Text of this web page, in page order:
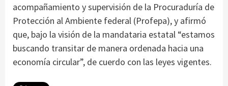
acompañamiento y supervisión de la Procuraduría de
Protección al Ambiente federal (Profepa), y afirmó
que, bajo la visión de la mandataria estatal “estamos
buscando transitar de manera ordenada hacia una
economía circular”, de cuerdo con las leyes vigentes.